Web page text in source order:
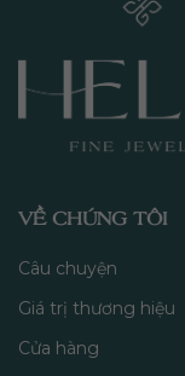
VỀ CHÚNG TÔI
Câu chuyện
Giá trị thương hiệu
Cửa hàng